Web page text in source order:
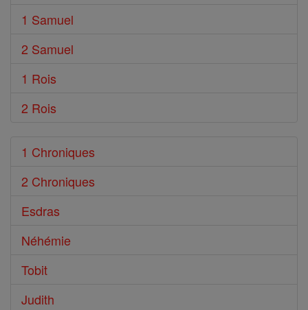
1 Samuel
2 Samuel
1 Rois
2 Rois
1 Chroniques
2 Chroniques
Esdras
Néhémie
Tobit
Judith